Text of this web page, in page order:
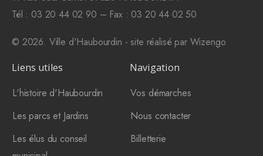
Tél : 03 20 44 02 90 – Fax : 03 20 44 02 50
© 2026. Ville d'Haubourdin - site réalisé par Wizengo
Liens utiles
L'histoire d'Haubourdin
Les parcs et Jardins
Les élus du conseil
Navigation
Vos démarches
Nous contacter
Billetterie